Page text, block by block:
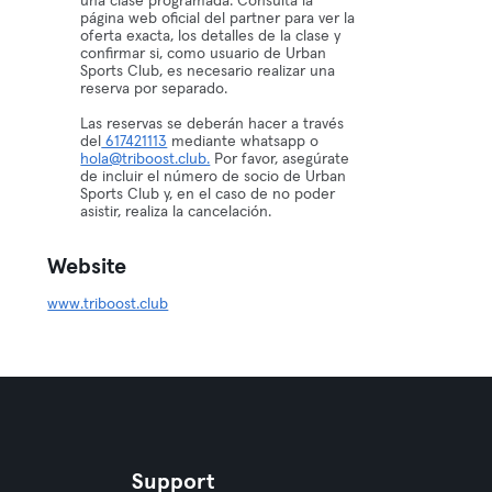
página web oficial del partner para ver la
oferta exacta, los detalles de la clase y
confirmar si, como usuario de Urban
Sports Club, es necesario realizar una
reserva por separado.
Las reservas se deberán hacer a través
del 617421113 mediante whatsapp o
hola@triboost.club. Por favor, asegúrate
de incluir el número de socio de Urban
Sports Club y, en el caso de no poder
asistir, realiza la cancelación.
Website
www.triboost.club
Support